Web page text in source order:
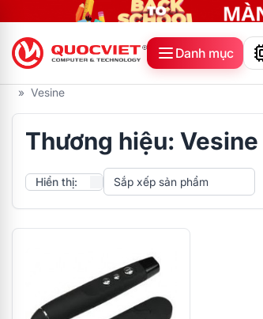
Danh mục
» Vesine
Thương hiệu: Vesine
Hiển thị: